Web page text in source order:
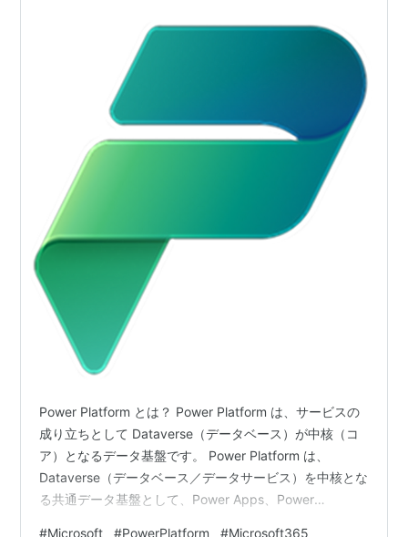
Power Platform とは？ Power Platform は、サービスの
成り立ちとして Dataverse（データベース）が中核（コ
ア）となるデータ基盤です。 Power Platform は、
Dataverse（データベース／データサービス）を中核とな
る共通データ基盤として、Power Apps、Power
#Microsoft #PowerPlatform #Microsoft365